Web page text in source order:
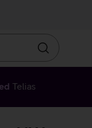
Otsin
Telias